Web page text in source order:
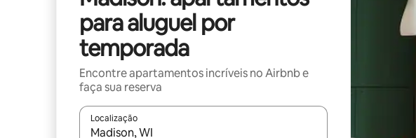
para aluguel por
temporada
Encontre apartamentos incríveis no Airbnb e
faça sua reserva
Localização
Quando os resultados estiverem disponíveis, explore-os usando as